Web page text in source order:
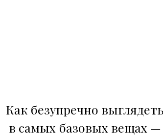
Как безупречно
в самых базовых вещах —